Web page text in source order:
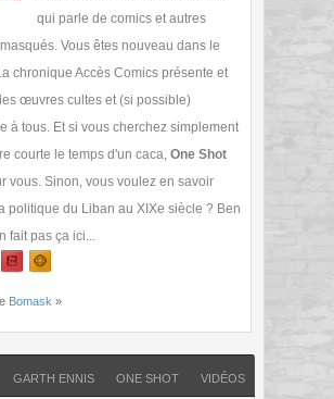
qui parle de comics et autres
Vous êtes nouveau dans le
chronique Accès Comics présente et
œuvres cultes et (si possible)
à tous. Et si vous cherchez simplement
courte le temps d'un caca, One Shot
vous. Sinon, vous voulez en savoir
politique du Liban au XIXe siècle ? Ben
fait pas ça ici...
Bomask »
GARTH ENNIS ONE SHOT VIDÉOS